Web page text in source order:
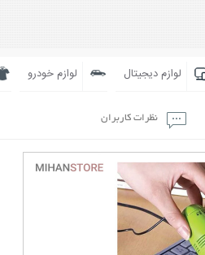
لوازم دیجیتال لوازم خودرو
نظرات کاربران